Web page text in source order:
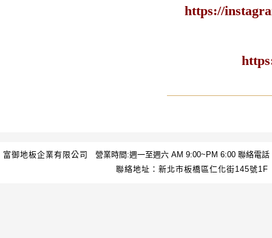
https://
富御地板企業有限公司
營業時間:週一至週六 AM 9:00~PM 6:00 聯絡電話
聯絡地址：新北市板橋區仁化街145號